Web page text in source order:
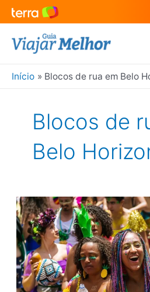
para
conteúdo
Início Blocos de rua em Belo
Blocos de
Belo